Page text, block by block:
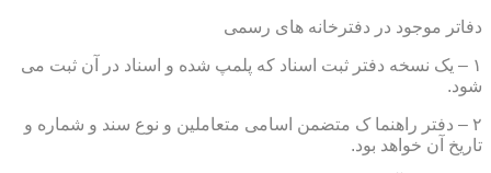
دفاتر موجود در دفترخانه های رسمی
۱ – یک نسخه دفتر ثبت اسناد که پلمپ شده و اسناد در آن ثبت می
شود.
۲ – دفتر راهنما ک متضمن اسامی متعاملین و نوع سند و شماره و
تاریخ آن خواهد بود.